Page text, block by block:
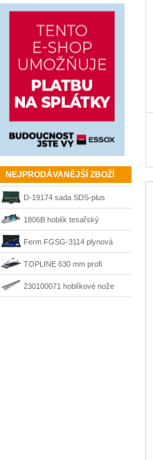
NEJPRODÁVANĚJŠÍ ZBOŽÍ
D-19174 sada SDS-plus
sekáče a vrtáky Makita
1806B hoblík tesařský
velkoplošný 170 mm Makita
Ferm FGSG-3114 plynová
pájka SGM1006
TOPLINE 630 mm profi
řezačka Kaufmann
230100071 hoblíkové nože